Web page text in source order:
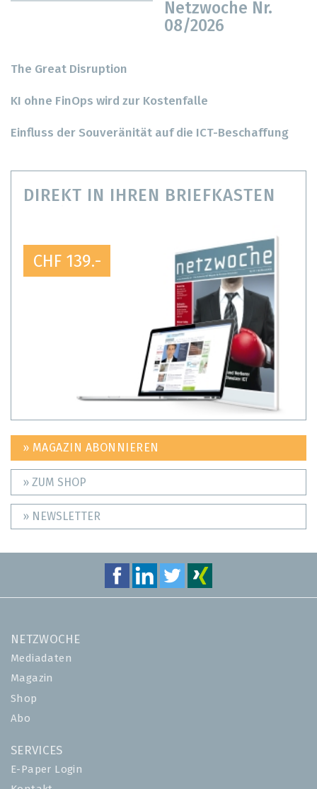
Netzwoche Nr.
08/2026
The Great Disruption
KI ohne FinOps wird zur Kostenfalle
Einfluss der Souveränität auf die ICT-Beschaffung
DIREKT IN IHREN BRIEFKASTEN
CHF 139.-
» MAGAZIN ABONNIEREN
» ZUM SHOP
» NEWSLETTER
NETZWOCHE
Mediadaten
Magazin
Shop
Abo
SERVICES
E-Paper Login